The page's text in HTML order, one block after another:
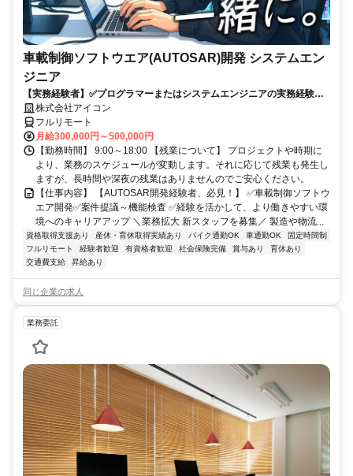
車載制御ソフトウエア(AUTOSAR)開発 システムエン
ジニア
【実務経験者】✅プログラマーまたはシステムエンジニアの実務経験✅C
言語の開発経験✅車載組込ソフトの開発経験✅AUTOSARコンフィグ設
計経験
株式会社アイコン
フルリモート
月給300,000円～500,000円
【勤務時間】 9:00～18:00 【残業について】 プロジェクトや時期に
より、業務のスケジュールが変動します。それに応じて残業も発生し
ますが、長時間や深夜の残業はありませんのでご安心ください。
【仕事内容】 【AUTOSAR開発経験者、必見！】 ✅車載制御ソフトウ
エア開発✅案件提議～機能検査 ✅経験を活かして、より働きやすい環
境へのキャリアアップ ＼業務拡大 新スタッフを募集／ 製造や物流...
資格取得支援あり 産休・育休取得実績あり バイク通勤OK 車通勤OK
固定時間制
フルリモート
経験者歓迎 有資格者歓迎 社会保険完備 賞与あり
育休あり
交通費支給
昇給あり
同じ企業の求人
業務委託